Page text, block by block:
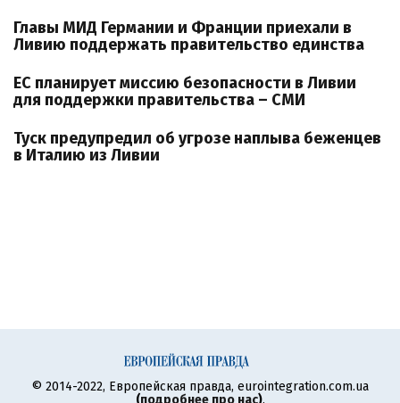
Главы МИД Германии и Франции приехали в
Ливию поддержать правительство единства
ЕС планирует миссию безопасности в Ливии
для поддержки правительства – СМИ
Туск предупредил об угрозе наплыва беженцев
в Италию из Ливии
© 2014-2022, Европейская правда, eurointegration.com.ua
(подробнее про нас).